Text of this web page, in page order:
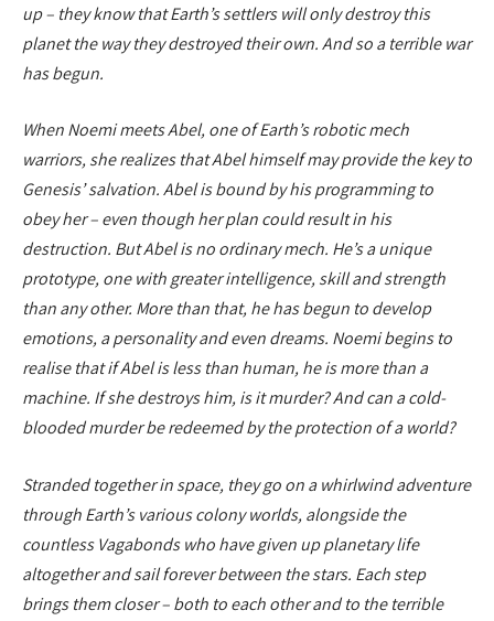
up – they know that Earth’s settlers will only destroy this
planet the way they destroyed their own. And so a terrible war
has begun.
When Noemi meets Abel, one of Earth’s robotic mech
warriors, she realizes that Abel himself may provide the key to
Genesis’ salvation. Abel is bound by his programming to
obey her – even though her plan could result in his
destruction. But Abel is no ordinary mech. He’s a unique
prototype, one with greater intelligence, skill and strength
than any other. More than that, he has begun to develop
emotions, a personality and even dreams. Noemi begins to
realise that if Abel is less than human, he is more than a
machine. If she destroys him, is it murder? And can a cold-
blooded murder be redeemed by the protection of a world?
Stranded together in space, they go on a whirlwind adventure
through Earth’s various colony worlds, alongside the
countless Vagabonds who have given up planetary life
altogether and sail forever between the stars. Each step
brings them closer – both to each other and to the terrible